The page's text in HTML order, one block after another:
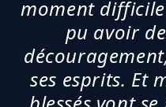
moment
pu avoir
ses esprits. Et